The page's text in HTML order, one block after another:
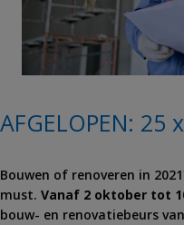
AFGELOPEN:
Bouwen of renoveren in
must. Vanaf 2 oktober tot
bouw- en renovatiebeurs